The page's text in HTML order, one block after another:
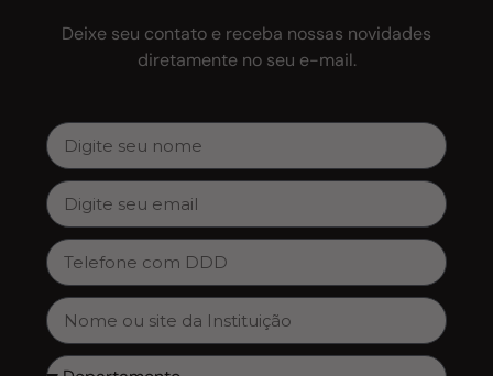
Deixe seu contato e receba nossas novidades
diretamente no seu e-mail.